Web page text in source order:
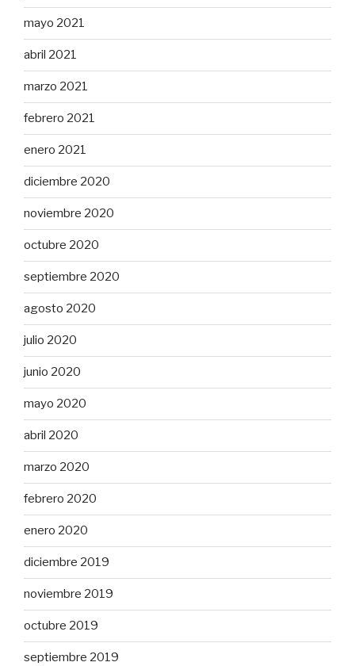
mayo 2021
abril 2021
marzo 2021
febrero 2021
enero 2021
diciembre 2020
noviembre 2020
octubre 2020
septiembre 2020
agosto 2020
julio 2020
junio 2020
mayo 2020
abril 2020
marzo 2020
febrero 2020
enero 2020
diciembre 2019
noviembre 2019
octubre 2019
septiembre 2019